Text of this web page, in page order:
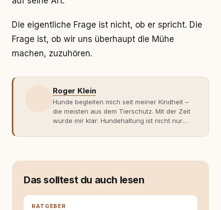
Die eigentliche Frage ist nicht, ob er spricht. Die
Frage ist, ob wir uns überhaupt die Mühe
machen, zuzuhören.
Roger Klein
Hunde begleiten mich seit meiner Kindheit –
die meisten aus dem Tierschutz. Mit der Zeit
wurde mir klar: Hundehaltung ist nicht nur
Fachwissen. Der Wendepunkt kam mit meinem
moderner Hundeerziehung
entsteht echte Bindung dort, wo Verständnis
Wissen ersetzt – nicht umgekehrt. Aus dieser
Das solltest du auch lesen
RATGEBER